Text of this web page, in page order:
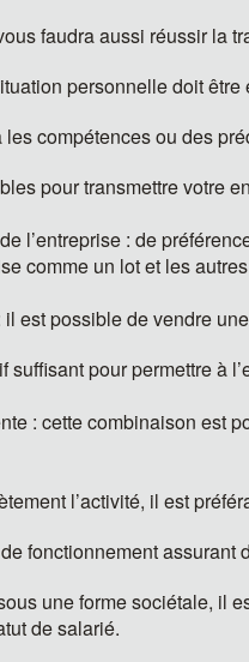
faudra aussi réussir la
personnelle doit être
compétences ou des
pour transmettre votre
l’entreprise : de
comme un lot et les
est possible de vendre
suffisant pour permettre à
: cette combinaison est
l’activité, il est
fonctionnement assurant
une forme sociétale, il
de salarié.